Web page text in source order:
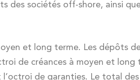
des sociétés off-shore, ainsi
et long terme. Les dépôts
de créances à moyen et long
de garanties. Le total des